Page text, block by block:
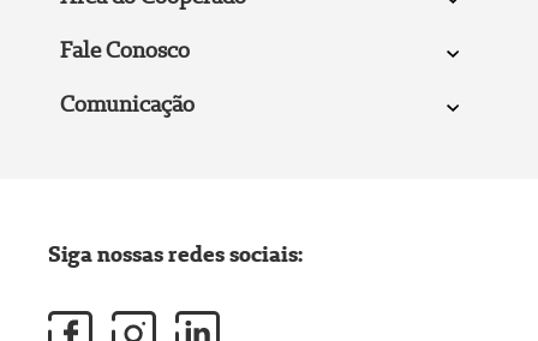
Fale Conosco
Comunicação
Siga nossas redes sociais: